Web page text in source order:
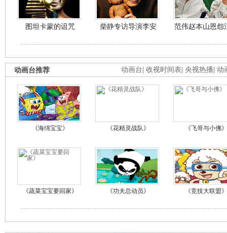
图坦卡蒙的诅咒 柴静专访导演李安 范伟赵本山恩怨
动画台 收视时间表 央视热播 动
动画台推荐
《海绵宝宝》 《花精灵战队》 《飞哥与小佛》
《蔬菜宝宝要回家》 《功夫总动员》 《竞技大联盟》